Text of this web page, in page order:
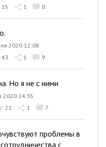
15 1 0
2020 12:08
43 1 9
Но я не с ними
2020 14:35
21 1 7
проблемы в
с